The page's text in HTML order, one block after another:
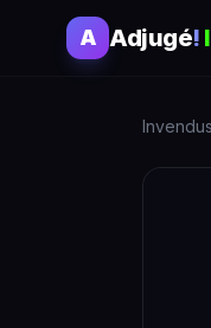
A Adjugé!
Invendus